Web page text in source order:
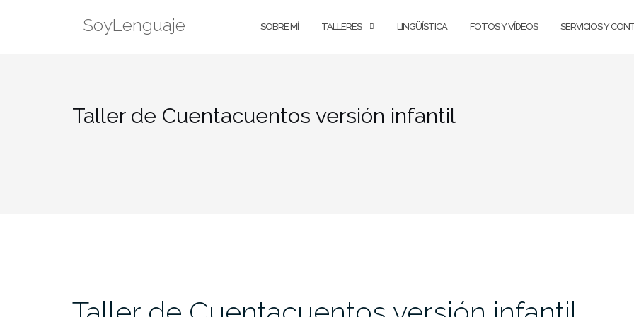
SoyLenguaje SOBRE MÍ TALLERES LINGÜÍSTICA FOTOS Y VÍDEOS SERVICIOS Y
Taller de Cuentacuentos versión infantil